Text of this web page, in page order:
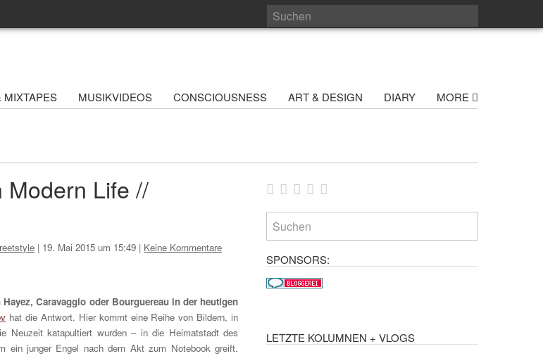
MIXTAPES MUSIKVIDEOS CONSCIOUSNESS ART & DESIGN DIARY MORE
Modern Life //
| 19. Mai 2015 um 15:49 | Keine Kommentare
Caravaggio oder Bourguereau in der heutigen
hat die Antwort. Hier kommt eine Reihe von Bildern, in
Neuzeit katapultiert wurden – in die Heimatstadt des
ein junger Engel nach dem Akt zum Notebook greift.
SPONSORS:
LETZTE KOLUMNEN + VLOGS